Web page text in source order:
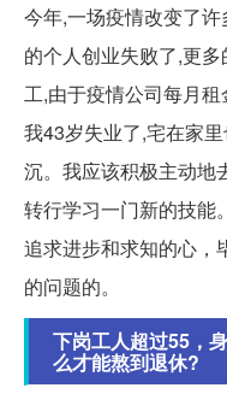
今年,一场疫情改变了
的个人创业失败了,更
工,由于疫情公司每月租
我43岁失业了,宅在家
沉。我应该积极主动地
转行学习一门新的技能
追求进步和求知的心，
的问题的。
下岗工人超过55，
么才能熬到退休?